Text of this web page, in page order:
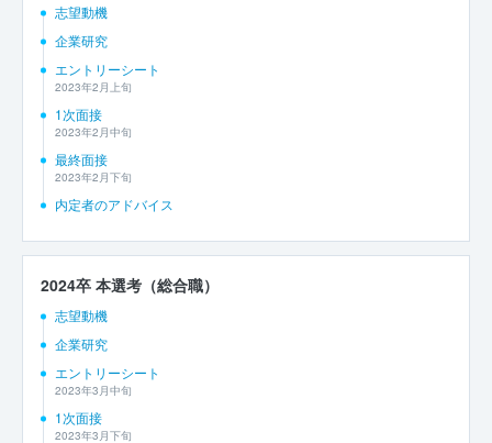
志望動機
企業研究
エントリーシート
2023年2月上旬
1次面接
2023年2月中旬
最終面接
2023年2月下旬
内定者のアドバイス
2024卒 本選考（総合職）
志望動機
企業研究
エントリーシート
2023年3月中旬
1次面接
2023年3月下旬